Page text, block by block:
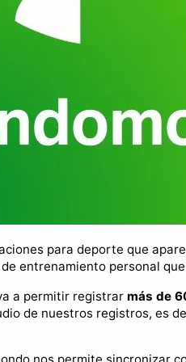
para deporte que
entrenamiento personal
a permitir registrar más de
de nuestros registros, es